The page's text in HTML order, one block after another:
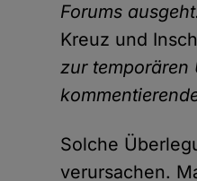
Forums
Kreuz und
zur temporären
Solche
verursachen.